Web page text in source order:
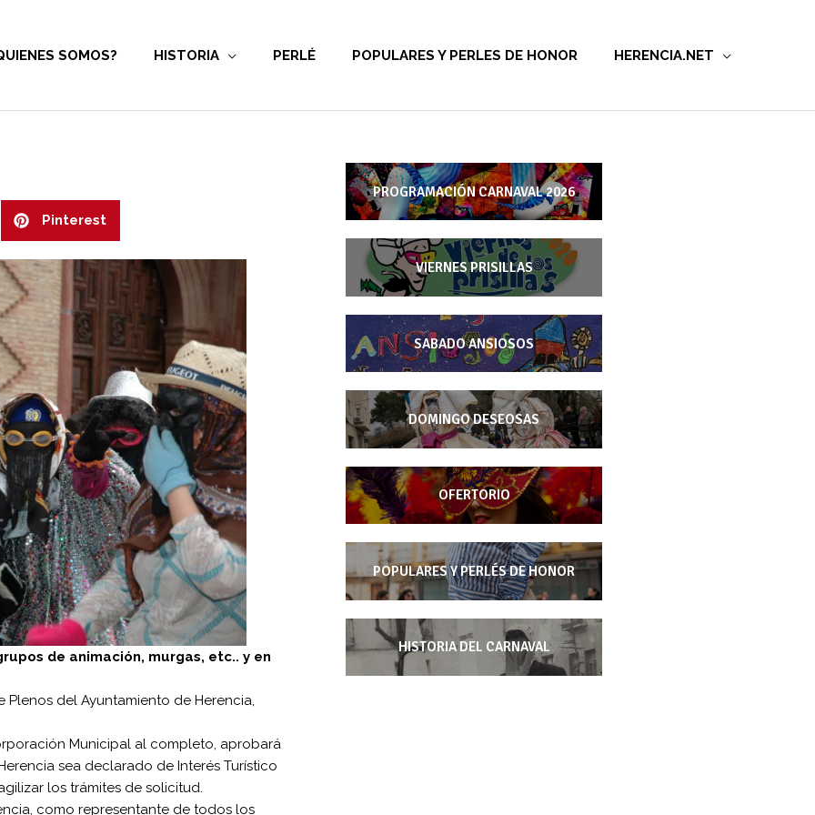
SOMOS? HISTORIA PERLÉ POPULARES Y PERLES DE HONOR HERENCIA.NET
Pinterest
de animación, murgas, etc.. y en
Plenos del Ayuntamiento de Herencia,
Municipal al completo, aprobará
sea declarado de Interés Turístico
los trámites de solicitud.
como representante de todos los
PROGRAMACIÓN CARNAVAL 2026
VIERNES PRISILLAS
SABADO ANSIOSOS
DOMINGO DESEOSAS
OFERTORIO
POPULARES Y PERLÉS DE HONOR
HISTORIA DEL CARNAVAL